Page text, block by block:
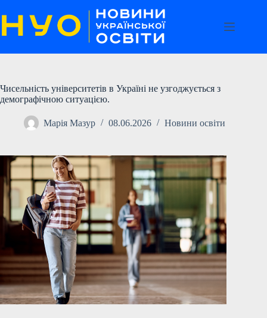
до
вмісту
Чисельність університетів в Україні не узгоджується з
демографічною ситуацією.
Марія Мазур 08.06.2026 Новини освіти